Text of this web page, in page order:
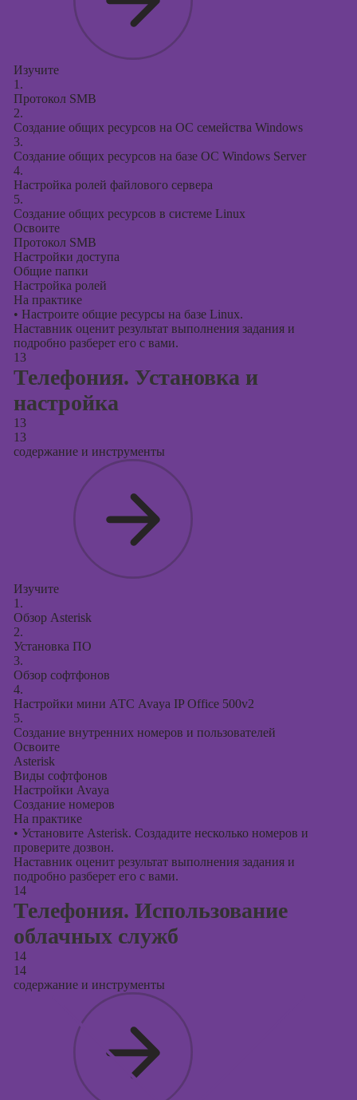
Изучите
1.
Протокол SMB
2.
Создание общих ресурсов на ОС семейства Windows
3.
Создание общих ресурсов на базе ОС Windows Server
4.
Настройка ролей файлового сервера
5.
Создание общих ресурсов в системе Linux
Освоите
Протокол SMB
Настройки доступа
Общие папки
Настройка ролей
На практике
• Настроите общие ресурсы на базе Linux.
Наставник оценит результат выполнения задания и
подробно разберет его с вами.
13
Телефония. Установка и
настройка
13
13
содержание и инструменты
Изучите
1.
Обзор Asterisk
2.
Установка ПО
3.
Обзор софтфонов
4.
Настройки мини АТС Avaya IP Office 500v2
5.
Создание внутренних номеров и пользователей
Освоите
Asterisk
Виды софтфонов
Настройки Avaya
Создание номеров
На практике
• Установите Asterisk. Создадите несколько номеров и
проверите дозвон.
Наставник оценит результат выполнения задания и
подробно разберет его с вами.
14
Телефония. Использование
облачных служб
14
14
содержание и инструменты